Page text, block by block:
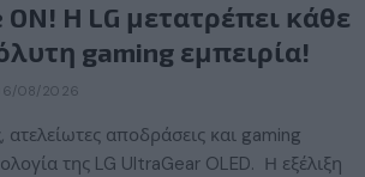
Η LG μετατρέπει κάθε
gaming εμπειρία!
08/2026
ατελείωτες αποδράσεις και gaming
της LG UltraGear OLED. Η εξέλιξη